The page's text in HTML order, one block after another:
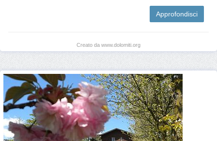
Approfondisci
Creato da www.dolomiti.org